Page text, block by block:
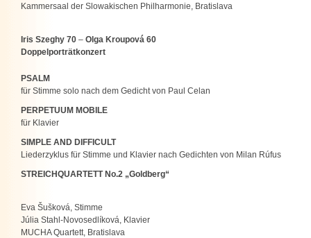
Kammersaal der Slowakischen Philharmonie, Bratislava
Iris Szeghy 70 – Olga Kroupová 60
Doppelporträtkonzert
PSALM
für Stimme solo nach dem Gedicht von Paul Celan
PERPETUUM MOBILE
für Klavier
SIMPLE AND DIFFICULT
Liederzyklus für Stimme und Klavier nach Gedichten von Milan Rúfus
STREICHQUARTETT No.2 „Goldberg“
Eva Šušková, Stimme
Júlia Stahl-Novosedlíková, Klavier
MUCHA Quartett, Bratislava